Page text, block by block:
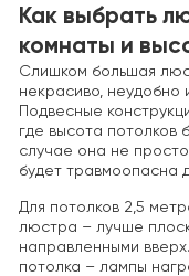
Как выбрать
комнаты и
Слишком большая
некрасиво, неудобно
Подвесные
где высота потолков
случае она не
будет травмоопасна
Для потолков 2,5
люстра – лучше
направленными
потолка – лампы